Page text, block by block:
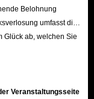
Belohnung
umfasst die
Glück ab, welchen Sie
Veranstaltungsseite